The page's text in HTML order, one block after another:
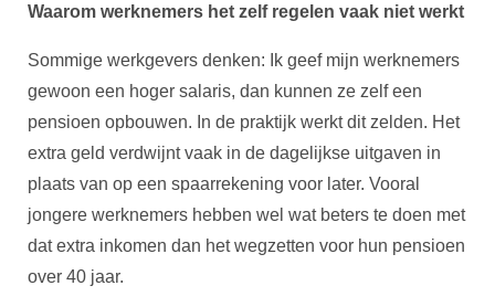
Waarom werknemers het zelf regelen vaak niet werkt
Sommige werkgevers denken: Ik geef mijn werknemers
gewoon een hoger salaris, dan kunnen ze zelf een
pensioen opbouwen. In de praktijk werkt dit zelden. Het
extra geld verdwijnt vaak in de dagelijkse uitgaven in
plaats van op een spaarrekening voor later. Vooral
jongere werknemers hebben wel wat beters te doen met
dat extra inkomen dan het wegzetten voor hun pensioen
over 40 jaar.